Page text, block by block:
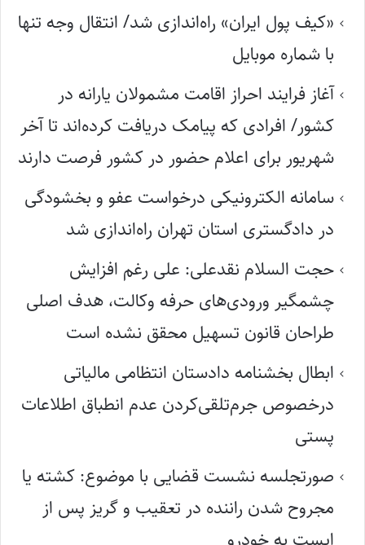
«کیف پول ایران» راه‌اندازی شد/ انتقال وجه تنها
با شماره موبایل
آغاز فرایند احراز اقامت مشمولان یارانه در
کشور/ افرادی که پیامک دریافت کرده‌اند تا آخر
شهریور برای اعلام حضور در کشور فرصت دارند
سامانه الکترونیکی درخواست عفو و بخشودگی
در دادگستری استان تهران راه‌اندازی شد
حجت السلام نقدعلی: علی رغم افزایش
چشمگیر ورودی‌های حرفه وکالت، هدف اصلی
طراحان قانون تسهیل محقق نشده است
ابطال بخشنامه دادستان انتظامی مالیاتی
درخصوص جرم‌تلقی‌کردن عدم انطباق اطلاعات
پستی
صورتجلسه نشست قضایی با موضوع: کشته یا
مجروح شدن راننده در تعقیب و گریز پس از